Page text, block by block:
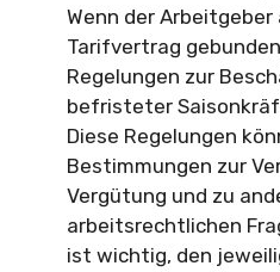
Wenn der Arbeitgeber
Tarifvertrag
Regelungen zur
befristeter
Diese Regelungen
Bestimmungen zur
Vergütung und zu
arbeitsrechtlichen
ist wichtig, den